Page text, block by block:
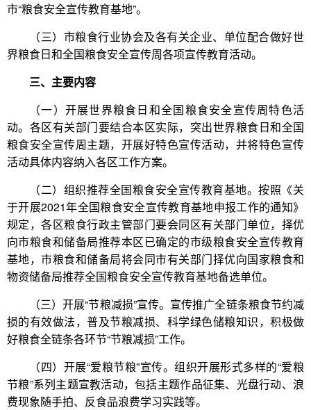
市“粮食安全宣传教育基地”。
（三）市粮食行业协会及各有关企业、单位配合做好世
界粮食日和全国粮食安全宣传周各项宣传教育活动。
三、主要内容
（一）开展世界粮食日和全国粮食安全宣传周特色活
动。各区有关部门要结合本区实际，突出世界粮食日和全国
粮食安全宣传周主题，开展好特色宣传活动，并将特色宣传
活动具体内容纳入各区工作方案。
（二）组织推荐全国粮食安全宣传教育基地。按照《关
于开展2021年全国粮食安全宣传教育基地申报工作的通知》
规定，各区粮食行政主管部门要会同区有关部门单位，择优
向市粮食和储备局推荐本区已确定的市级粮食安全宣传教育
基地，市粮食和储备局将会同市有关部门择优向国家粮食和
物资储备局推荐全国粮食安全宣传教育基地备选单位。
（三）开展“节粮减损”宣传。宣传推广全链条粮食节约减
损的有效做法，普及节粮减损、科学绿色储粮知识，积极做
好粮食全链条各环节“节粮减损”工作。
（四）开展“爱粮节粮”宣传。组织开展形式多样的“爱粮
节粮”系列主题宣教活动，包括主题作品征集、光盘行动、浪
费现象随手拍、反食品浪费学习实践等。